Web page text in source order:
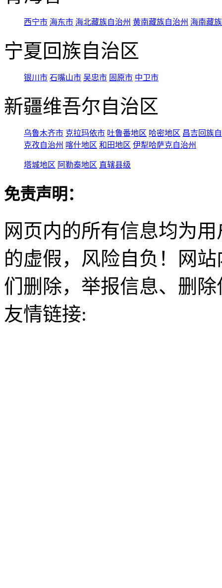
西宁市 海东市 海北藏族自治州 黄南藏族自治州 海南藏
宁夏回族自治区
银川市 石嘴山市 吴忠市 固原市 中卫市
新疆维吾尔自治区
乌鲁木齐市 克拉玛依市 吐鲁番地区 哈密地区 昌吉回族
克孜自治州 喀什地区 和田地区 伊犁哈萨克自治州
塔城地区 阿勒泰地区 直辖县级
免责声明：
网页内的所有信息均为
的虚假，风险自负！网
们删除，举报信息、删
友情链接: